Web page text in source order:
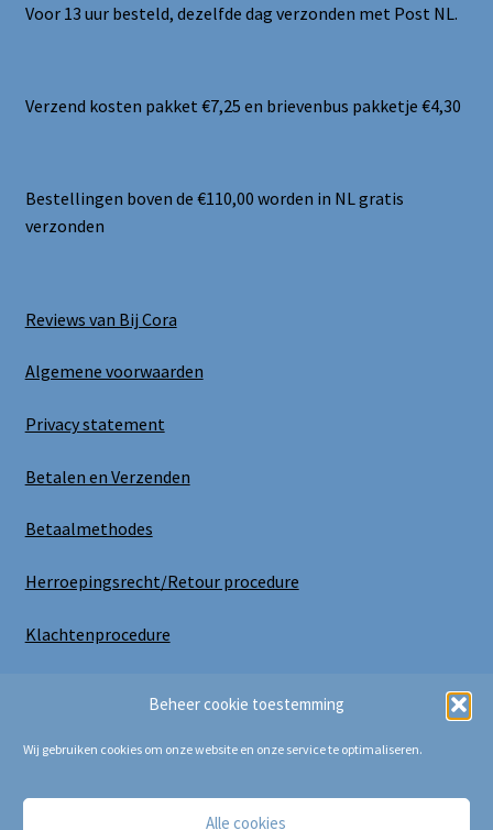
Beheer cookie toestemming
Wij gebruiken cookies om onze website en onze service te optimaliseren.
Alle cookies
Voor 13 uur besteld, dezelfde dag verzonden met Post NL.
Verzend kosten pakket €7,25 en brievenbus pakketje €4,30
Bestellingen boven de €110,00 worden in NL gratis
verzonden
Reviews van Bij Cora
Algemene voorwaarden
Privacy statement
Betalen en Verzenden
Betaalmethodes
Herroepingsrecht/Retour procedure
Klachtenprocedure